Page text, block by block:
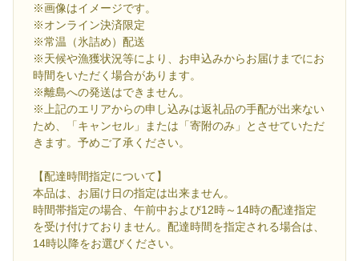
※画像はイメージです。
※オンライン決済限定
※常温（氷詰め）配送
※天候や漁獲状況等により、お申込みからお届けまでにお
時間をいただく場合があります。
※離島への発送はできません。
※上記のエリアからの申し込みは返礼品の手配が出来ない
ため、「キャンセル」または「寄附のみ」とさせていただ
きます。予めご了承ください。
【配達時間指定について】
本品は、お届け日の指定は出来ません。
時間帯指定の場合、午前中および12時～14時の配達指定
を受け付けておりません。配達時間を指定される場合は、
14時以降をお選びください。